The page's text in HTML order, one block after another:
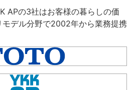
APの3社はお客様の暮らしの価
デル分野で2002年から業務提携